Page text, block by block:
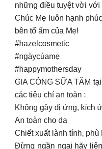
những điều tuyệt vời
Chúc Mẹ luôn hạnh
bên tổ ấm của Mẹ!
#hazelcosmetic
#ngàycủamẹ
#happymothersday
GIA CÔNG SỮA TẮM
các tiêu chí an toàn :
Không gây dị ứng, kích
An toàn cho da
Chiết xuất lành tính,
Đừng ngần ngại hãy